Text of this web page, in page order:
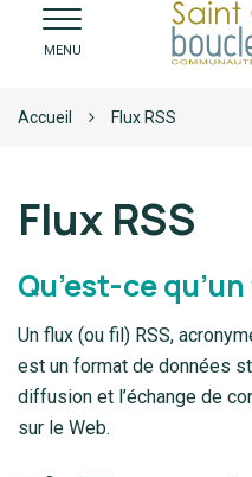
MENU
Accueil Flux RSS
Flux RSS
Qu’est-ce
Un flux (ou fil) RSS,
est un format de données
diffusion et l’échange de
sur le Web.